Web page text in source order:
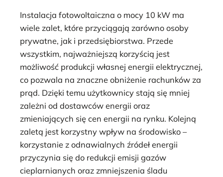
Instalacja fotowoltaiczna o mocy 10 kW ma
wiele zalet, które przyciągają zarówno osoby
prywatne, jak i przedsiębiorstwa. Przede
wszystkim, najważniejszą korzyścią jest
możliwość produkcji własnej energii elektrycznej,
co pozwala na znaczne obniżenie rachunków za
prąd. Dzięki temu użytkownicy stają się mniej
zależni od dostawców energii oraz
zmieniających się cen energii na rynku. Kolejną
zaletą jest korzystny wpływ na środowisko –
korzystanie z odnawialnych źródeł energii
przyczynia się do redukcji emisji gazów
cieplarnianych oraz zmniejszenia śladu